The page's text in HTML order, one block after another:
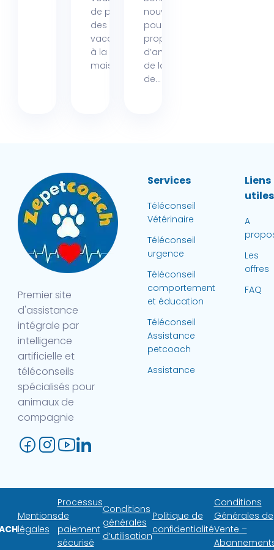
de passer
des
vacances
à la mer,
mais...
nouvelle
pour les
propriétaires
d’animaux
de la région
de...
Premier site
d'assistance
intégrale par
intelligence
artificielle et
téléconseils
spécialisés pour
animaux de
compagnie
Services
Téléconseil
Vétérinaire
Téléconseil
urgence
Téléconseil
comportement
et éducation
Téléconseil
Assistance
petcoach
Assistance
Liens
utiles
A
Les
offres
FAQ
Mentions
légales
Processus
de
paiement
sécurisé
Conditions
générales
d’utilisation
Politique de
confidentialité
Conditions
Générales de
Vente –